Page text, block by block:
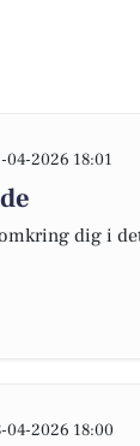
04-2026 18:01
dig i
04-2026 18:00